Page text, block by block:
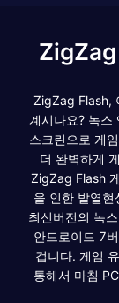
ZigZag
ZigZag Flash,
계시나요? 녹스
스크린으로 게
더 완벽하게
ZigZag Flash
을 인한 발열
최신버전의 녹
안드로이드 7
겁니다. 게임
통해서 마침